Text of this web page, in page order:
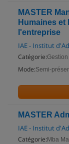
MASTER
Humaines
l'entreprise
IAE - Institut
Catégorie:Gestion
Mode:Semi-
MASTER
IAE - Institut
Catégorie: Mba